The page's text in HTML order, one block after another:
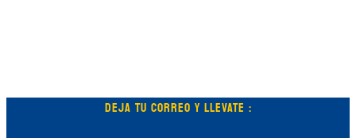
DEJA TU CORREO Y LLEVATE :